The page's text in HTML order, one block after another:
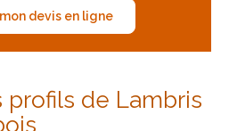
devis en ligne
profils de Lambris